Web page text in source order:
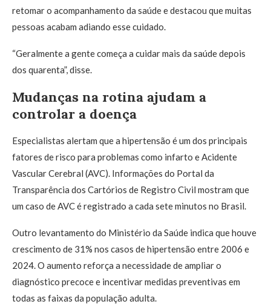
retomar o acompanhamento da saúde e destacou que muitas
pessoas acabam adiando esse cuidado.
“Geralmente a gente começa a cuidar mais da saúde depois
dos quarenta”, disse.
Mudanças na rotina ajudam a
controlar a doença
Especialistas alertam que a hipertensão é um dos principais
fatores de risco para problemas como infarto e Acidente
Vascular Cerebral (AVC). Informações do Portal da
Transparência dos Cartórios de Registro Civil mostram que
um caso de AVC é registrado a cada sete minutos no Brasil.
Outro levantamento do Ministério da Saúde indica que houve
crescimento de 31% nos casos de hipertensão entre 2006 e
2024. O aumento reforça a necessidade de ampliar o
diagnóstico precoce e incentivar medidas preventivas em
todas as faixas da população adulta.